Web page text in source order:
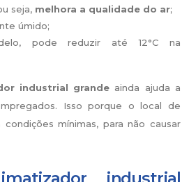
seja, melhora a qualidade do ar;
úmido;
pode reduzir até 12°C na
industrial grande ainda ajuda a
Isso porque o local de
mínimas, para não causar
industrial